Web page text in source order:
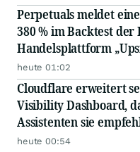
Perpetuals meldet
380 % im Backtest
Handelsplattform
heute 01:02
Cloudflare erweitert
Visibility Dashboard,
Assistenten sie
heute 00:54